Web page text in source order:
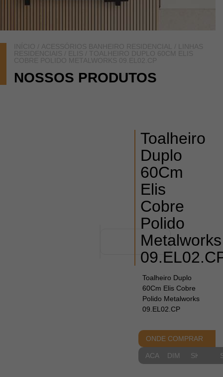
INÍCIO / ACESSÓRIOS BANHEIRO RESIDENCIAL /
LINHAS
RESIDENCIAIS / ELIS / TOALHEIRO DUPLO 60CM ELIS
COBRE POLIDO METALWORKS 09.EL02.CP
NOSSOS PRODUTOS
Toalheiro
Duplo
60Cm
Elis
Cobre
Polido
Metalworks
Toalheiro Duplo
60Cm Elis Cobre
Polido Metalworks
09.EL02.CP
ONDE COMPRAR
ACABAMENTOS
DIMENSIONAIS